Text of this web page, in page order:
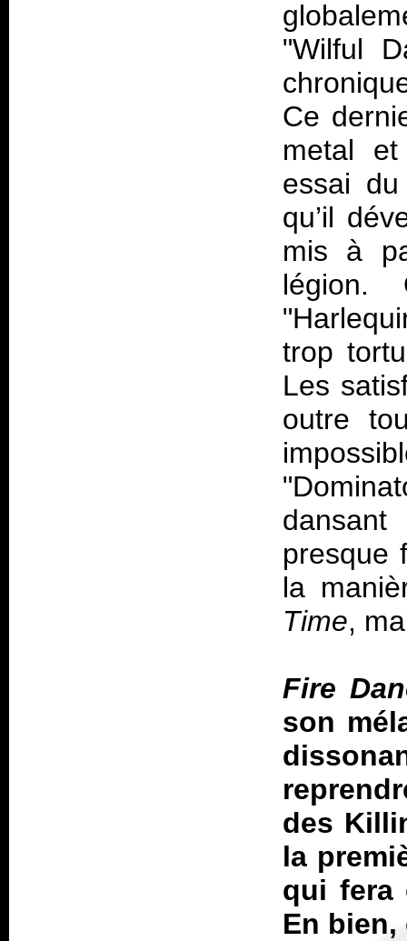
"Wilful
Ce
metal
essai
qu’il
mis à
légion.
trop
Les
outre
presque
la
Time,
Fire
son
des
la
qui fera
En bien,